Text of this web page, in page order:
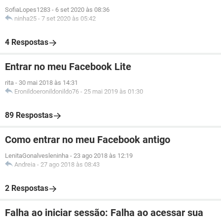
SofiaLopes1283 - 6 set 2020 às 08:36
ninha25 - 7 set 2020 às 05:42
4 Respostas
Entrar no meu Facebook Lite
rita - 30 mai 2018 às 14:31
Eronildoeronildonildo76 - 25 mai 2019 às 01:30
89 Respostas
Como entrar no meu Facebook antigo
LenitaGonalvesleninha - 23 ago 2018 às 12:19
Andreia - 27 ago 2018 às 08:43
2 Respostas
Falha ao iniciar sessão: Falha ao acessar sua